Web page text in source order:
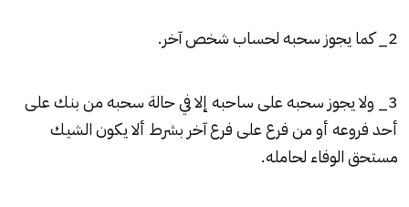
2_ كما يجوز سحبه لحساب شخص آخر.
3_ ولا يجوز سحبه على ساحبه إلا في حالة سحبه من بنك على
أحد فروعه أو من فرع على فرع آخر بشرط ألا يكون الشيك
مستحق الوفاء لحامله.